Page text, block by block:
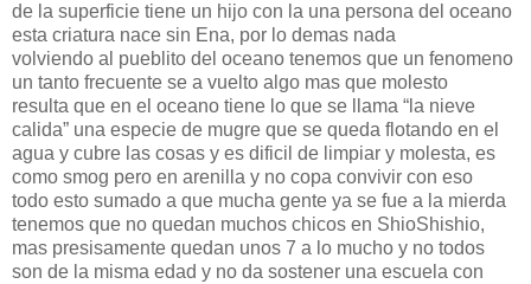
de la superficie tiene un hijo con la una persona del oceano
esta criatura nace sin Ena, por lo demas nada
volviendo al pueblito del oceano tenemos que un fenomeno
un tanto frecuente se a vuelto algo mas que molesto
resulta que en el oceano tiene lo que se llama “la nieve
calida” una especie de mugre que se queda flotando en el
agua y cubre las cosas y es dificil de limpiar y molesta, es
como smog pero en arenilla y no copa convivir con eso
todo esto sumado a que mucha gente ya se fue a la mierda
tenemos que no quedan muchos chicos en ShioShishio,
mas presisamente quedan unos 7 a lo mucho y no todos
son de la misma edad y no da sostener una escuela con